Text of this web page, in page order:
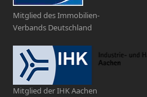
Mitglied des Immobilien-
Verbands Deutschland
Mitglied der IHK Aachen